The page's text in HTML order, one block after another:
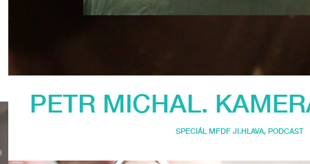
PETR MICHAL.
SPECIÁL MFDF JI.HLAVA, PODCAST